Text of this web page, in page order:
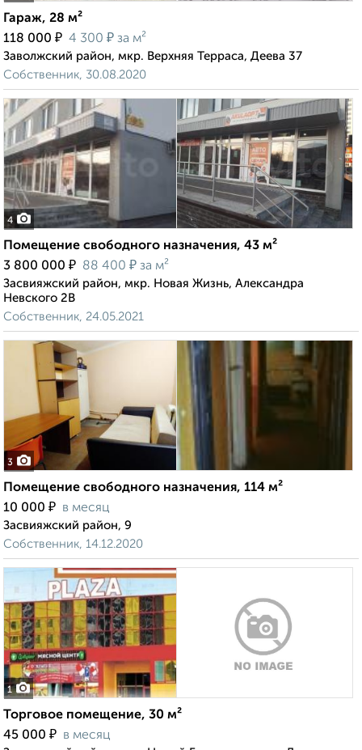
Гараж, 28 м²
118 000 ₽ 4 300 ₽ за м²
Заволжский район, мкр. Верхняя Терраса, Деева 37
Собственник, 30.08.2020
4
Помещение свободного назначения, 43 м²
3 800 000 ₽ 88 400 ₽ за м²
Засвияжский район, мкр. Новая Жизнь, Александра
Невского 2В
Собственник, 24.05.2021
3
Помещение свободного назначения, 114 м²
10 000 ₽ в месяц
Засвияжский район, 9
Собственник, 14.12.2020
1
Торговое помещение, 30 м²
45 000 ₽ в месяц